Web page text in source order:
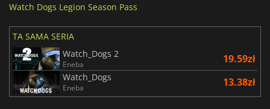
Watch Dogs Legion Season Pass
TA SAMA SERIA
Watch_Dogs 2
Eneba 19.59zł
Watch_Dogs
Eneba 13.38zł